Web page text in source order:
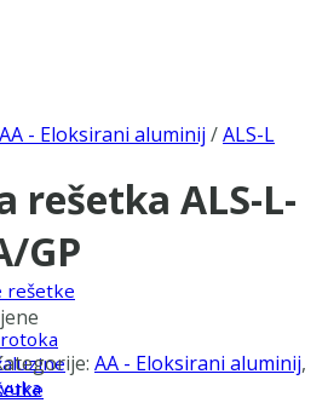
rešetke
AA - Eloksirani aluminij /ALS-L
rešetka ALS-L-
GP
AA - Eloksirani aluminij,